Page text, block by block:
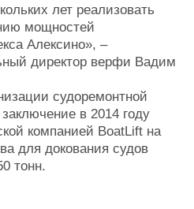
лет реализовать
мощностей
Алексино», –
директор верфи Вадим
судоремонтной
в 2014 году
компанией BoatLift на
для докования судов
тонн.